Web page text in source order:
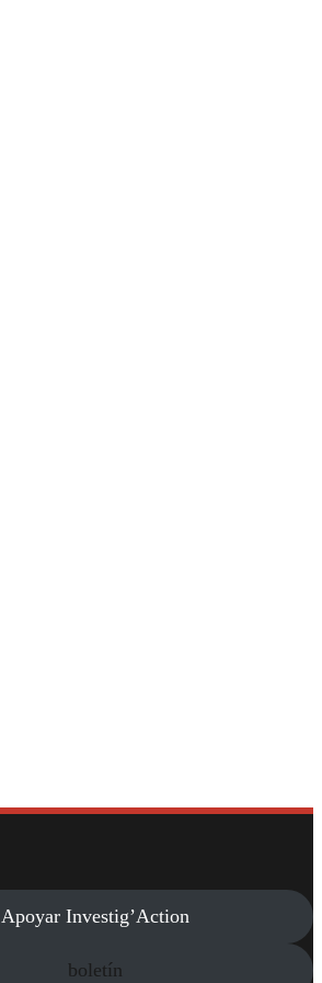
Apoyar Investig’Action
boletín